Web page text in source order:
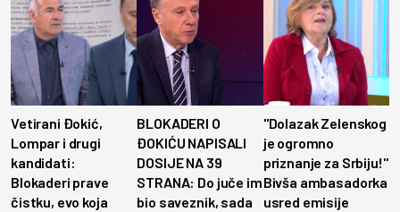
Vetirani Đokić,
Lompar i drugi
kandidati:
Blokaderi prave
čistku, evo koja
BLOKADERI O
ĐOKIĆU NAPISALI
DOSIJE NA 39
STRANA: Do juče im
bio saveznik, sada
"Dolazak Zelenskog
je ogromno
priznanje za Srbiju!"
Bivša ambasadorka
usred emisije